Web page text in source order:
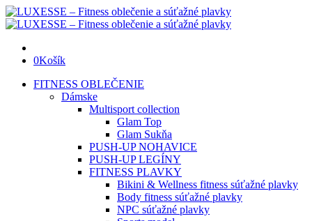
0Košík
FITNESS OBLEČENIE
Dámske
Multisport collection
Glam Top
Glam Sukňa
PUSH-UP NOHAVICE
PUSH-UP LEGÍNY
FITNESS PLAVKY
Bikini & Wellness fitness súťažné plavky
Body fitness súťažné plavky
NPC súťažné plavky